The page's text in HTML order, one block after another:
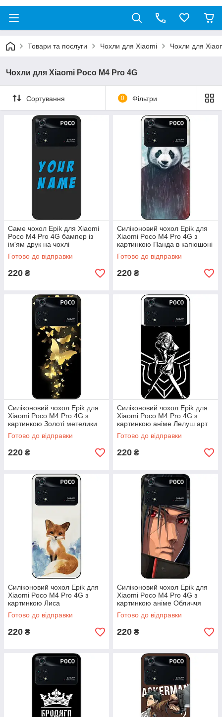
Товари та послуги Чохли для Xiaomi Чохли для
Чохли для Xiaomi Poco M4 Pro 4G
Сортування 0 Фільтри
Саме чохол Epik для Xiaomi
Poco M4 Pro 4G бампер із
ім'ям друк на чохлі
Готово до відправки
220 ₴
Силіконовий чохол Epik для
Xiaomi Poco M4 Pro 4G з
картинкою Панда в капюшоні
Готово до відправки
220 ₴
Силіконовий чохол Epik для
Xiaomi Poco M4 Pro 4G з
картинкою Золоті метелики
Готово до відправки
220 ₴
Силіконовий чохол Epik для
Xiaomi Poco M4 Pro 4G з
картинкою аніме Лелуш арт
Готово до відправки
220 ₴
Силіконовий чохол Epik для
Xiaomi Poco M4 Pro 4G з
картинкою Лиса
Готово до відправки
220 ₴
Силіконовий чохол Epik для
Xiaomi Poco M4 Pro 4G з
картинкою аніме Обличчя
Ітачі
Готово до відправки
220 ₴